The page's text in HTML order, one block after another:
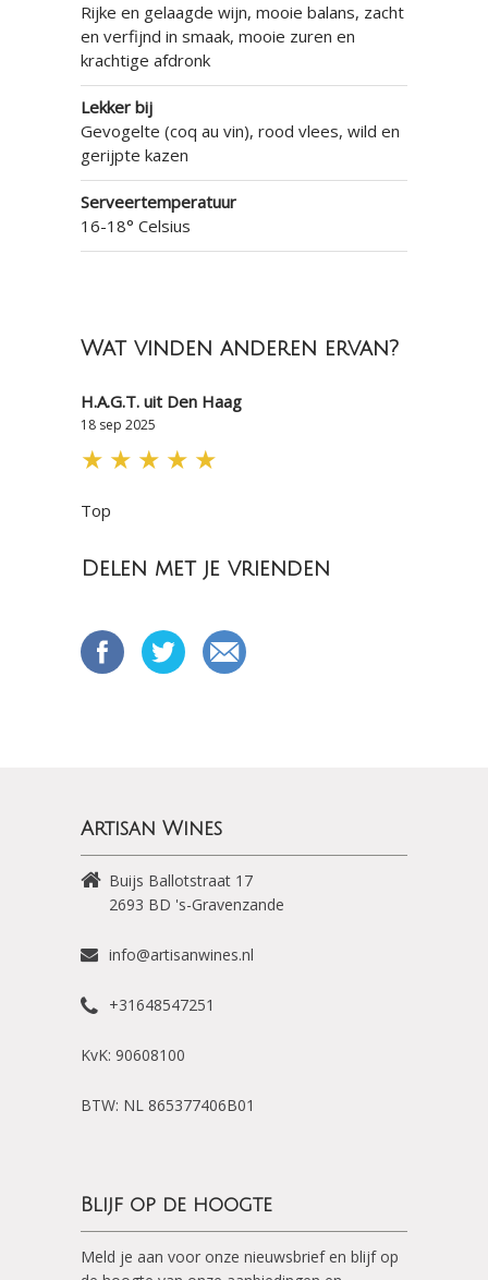
Rijke en gelaagde wijn, mooie balans, zacht
en verfijnd in smaak, mooie zuren en
krachtige afdronk
Lekker bij
Gevogelte (coq au vin), rood vlees, wild en
gerijpte kazen
Serveertemperatuur
16-18° Celsius
Wat vinden anderen ervan?
H.A.G.T. uit Den Haag
18 sep 2025
★ ★ ★ ★ ★
Top
Delen met je vrienden
Artisan Wines
Buijs Ballotstraat 17
2693 BD 's-Gravenzande
info@artisanwines.nl
+31648547251
KvK: 90608100
BTW: NL 865377406B01
Blijf op de hoogte
Meld je aan voor onze nieuwsbrief en blijf op